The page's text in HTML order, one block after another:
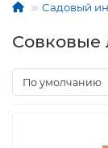
Садовый
Совковые